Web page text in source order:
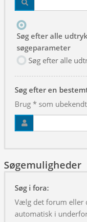
Søg efter alle
søgeparameter
Søg efter alle
Søg efter en
Brug * som
Søgemuligheder
Søg i fora:
Vælg det forum eller
automatisk i